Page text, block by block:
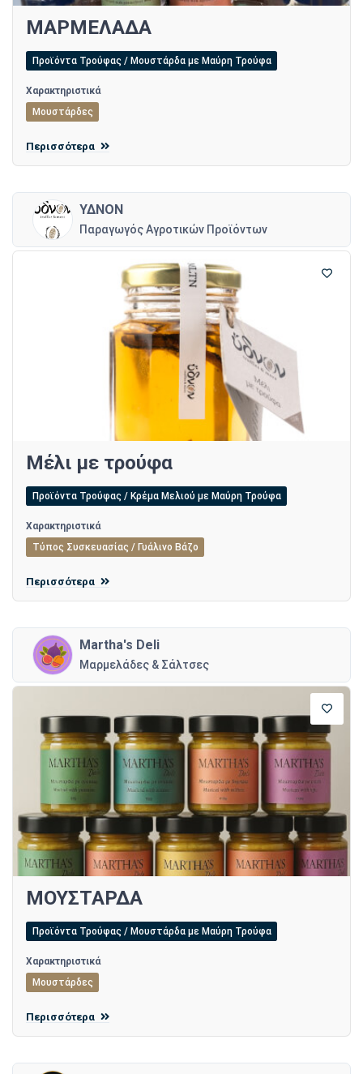
ΜΑΡΜΕΛΑΔΑ
Προϊόντα Τρούφας / Μουστάρδα με Μαύρη Τρούφα
Χαρακτηριστικά
Μουστάρδες
Περισσότερα
ΥΔΝΟΝ
Παραγωγός Αγροτικών Προϊόντων
Μέλι με τρούφα
Προϊόντα Τρούφας / Κρέμα Μελιού με Μαύρη Τρούφα
Χαρακτηριστικά
Τύπος Συσκευασίας / Γυάλινο Βάζο
Περισσότερα
Martha's Deli
Μαρμελάδες & Σάλτσες
ΜΟΥΣΤΑΡΔΑ
Προϊόντα Τρούφας / Μουστάρδα με Μαύρη Τρούφα
Χαρακτηριστικά
Μουστάρδες
Περισσότερα